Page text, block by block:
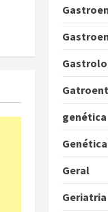
genética
Geral
Geriatria